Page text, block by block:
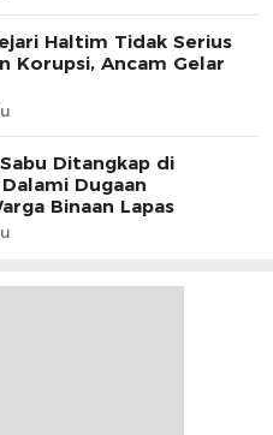
Haltim Tidak Serius
Korupsi, Ancam Gelar
Ditangkap di
Dugaan
Binaan Lapas